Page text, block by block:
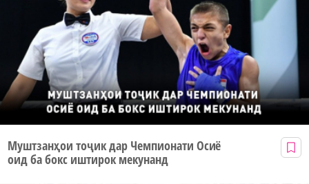
Муштзанҳои тоҷик дар Чемпионати Осиё
оид ба бокс иштирок мекунанд